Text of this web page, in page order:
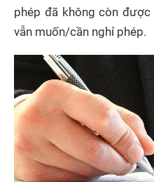
phép đã không còn
vẫn muốn/cần nghỉ phép.